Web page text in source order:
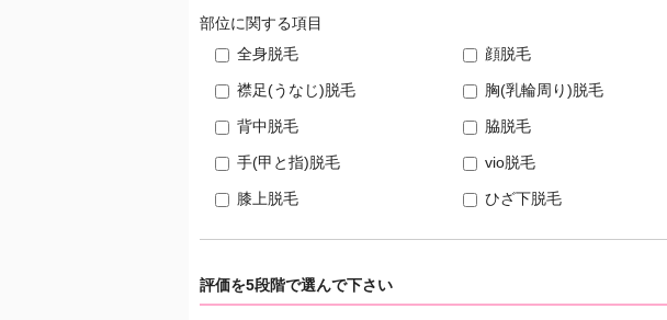
部位に関する項目
全身脱毛
顔脱毛
襟足(うなじ)脱毛 胸(乳輪周り)脱毛
背中脱毛 脇脱毛
手(甲と指)脱毛 vio脱毛
膝上脱毛 ひざ下脱毛
評価を5段階で選んで下さい